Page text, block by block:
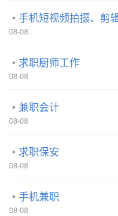
手机短视频拍摄、剪
08-08
求职厨师工作
08-08
兼职会计
08-08
求职保安
08-08
手机兼职
08-08